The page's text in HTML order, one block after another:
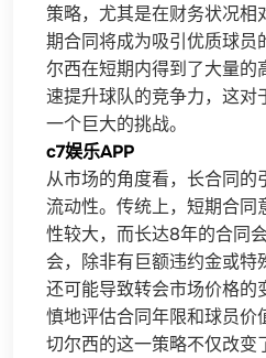
策略，尤其是在财务状况相
期合同将成为吸引优质球员
尔西在短期内得到了大量的
速提升球队的竞争力，这对
一个巨大的挑战。
c7娱乐APP
从市场的角度看，长合同的
流动性。传统上，短期合同
性较大，而长达8年的合同
会，除非有巨额违约金或特
还可能导致转会市场价格的
慎地评估合同年限和球员价
切尔西的这一策略不仅改变